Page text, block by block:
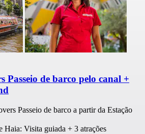
Passeio de barco pelo canal +
Passeio de barco a partir da Estação
Haia: Visita guiada + 3 atrações